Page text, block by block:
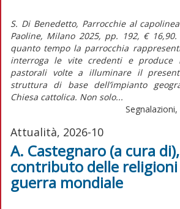
S. Di Benedetto, Parrocchie al
Paoline, Milano 2025, pp. 192, €
quanto tempo la parrocchia
interroga le vite credenti e produce
pastorali volte a illuminare il
struttura di base dell’impianto
Chiesa cattolica. Non solo...
Attualità, 2026-10
A. Castegnaro (a cura
contributo delle religioni
guerra mondiale